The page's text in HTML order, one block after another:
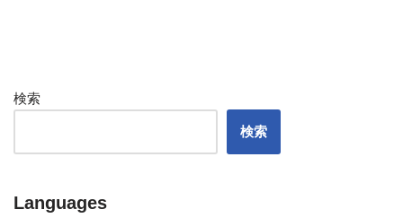
検索
検索
Languages